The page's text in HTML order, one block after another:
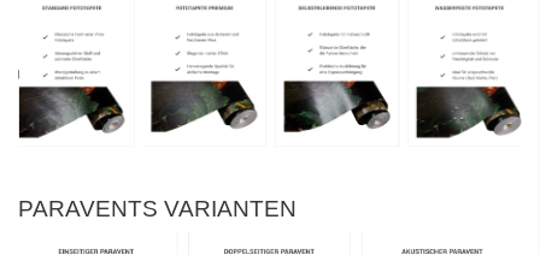
PARAVENTS VARIANTEN